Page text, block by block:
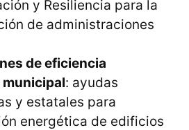
y Resiliencia para la
de administraciones
de eficiencia
: ayudas
y estatales para
energética de edificios